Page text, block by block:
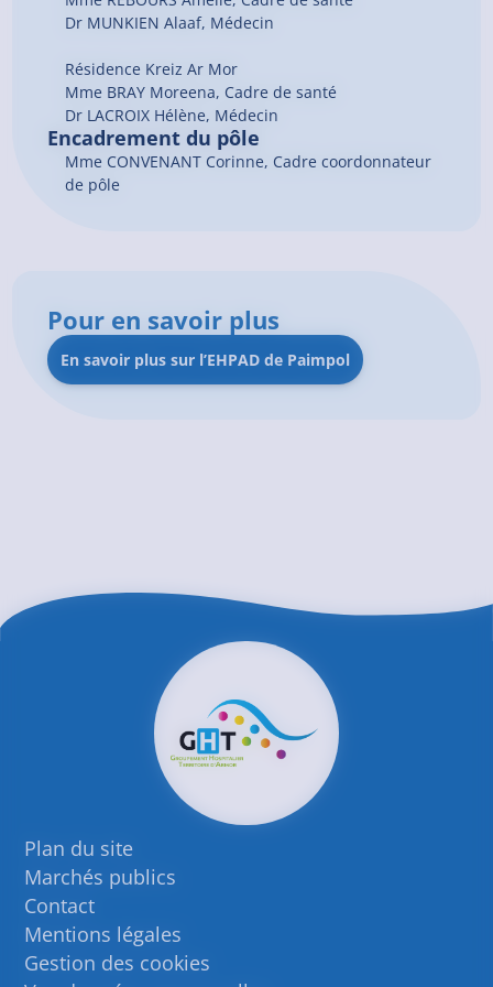
Dr MUNKIEN Alaaf, Médecin
Résidence Kreiz Ar Mor
Mme BRAY Moreena, Cadre de santé
Dr LACROIX Hélène, Médecin
Encadrement du pôle
Mme CONVENANT Corinne, Cadre coordonnateur
de pôle
Pour en savoir plus
En savoir plus sur l’EHPAD de Paimpol
Plan du site
Marchés publics
Contact
Mentions légales
Gestion des cookies